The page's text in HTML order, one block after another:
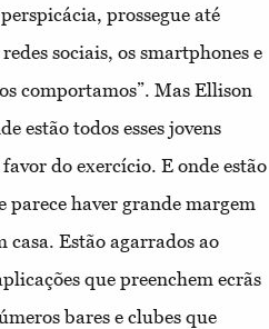
prossegue até
sociais, os smartphones e
comportamos”. Mas Ellison
estão todos esses jovens
do exercício. E onde estão
parece haver grande margem
casa. Estão agarrados ao
que preenchem ecrãs
bares e clubes que